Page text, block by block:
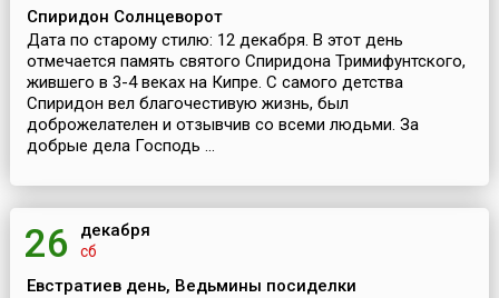
Спиридон Солнцеворот
Дата по старому стилю: 12 декабря. В этот день
отмечается память святого Спиридона Тримифунтского,
жившего в 3-4 веках на Кипре. С самого детства
Спиридон вел благочестивую жизнь, был
доброжелателен и отзывчив со всеми людьми. За
добрые дела Господь ...
26 декабря
сб
Евстратиев день, Ведьмины посиделки